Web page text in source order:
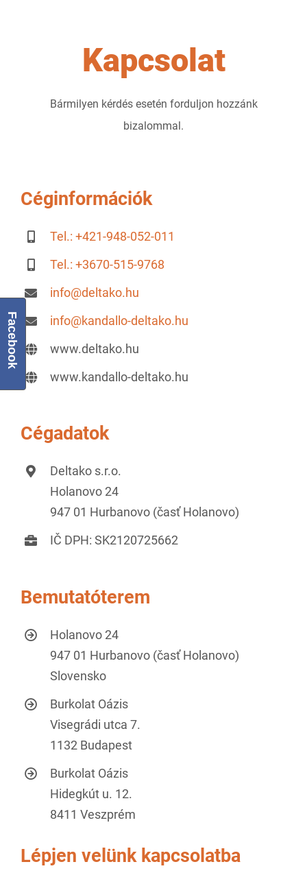
Kapcsolat
Bármilyen kérdés esetén forduljon hozzánk
bizalommal.
Céginformációk
Tel.: +421-948-052-011
Tel.: +3670-515-9768
info@deltako.hu
info@kandallo-deltako.hu
www.deltako.hu
www.kandallo-deltako.hu
Cégadatok
Deltako s.r.o.
Holanovo 24
947 01 Hurbanovo (časť Holanovo)
IČ DPH: SK2120725662
Bemutatóterem
Holanovo 24
947 01 Hurbanovo (časť Holanovo)
Slovensko
Burkolat Oázis
Visegrádi utca 7.
1132 Budapest
Burkolat Oázis
Hidegkút u. 12.
8411 Veszprém
Lépjen velünk kapcsolatba
Facebook